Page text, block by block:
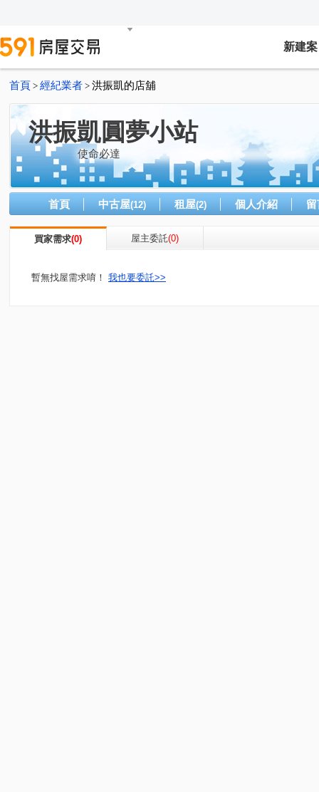
新建案
首頁 > 經紀業者 > 洪振凱的店舖
洪振凱圓夢小站
使命必達
首頁 中古屋(12) 租屋(2) 個人介紹
買家需求(0) 屋主委託(0)
暫無找屋需求唷！ 我也要委託>>